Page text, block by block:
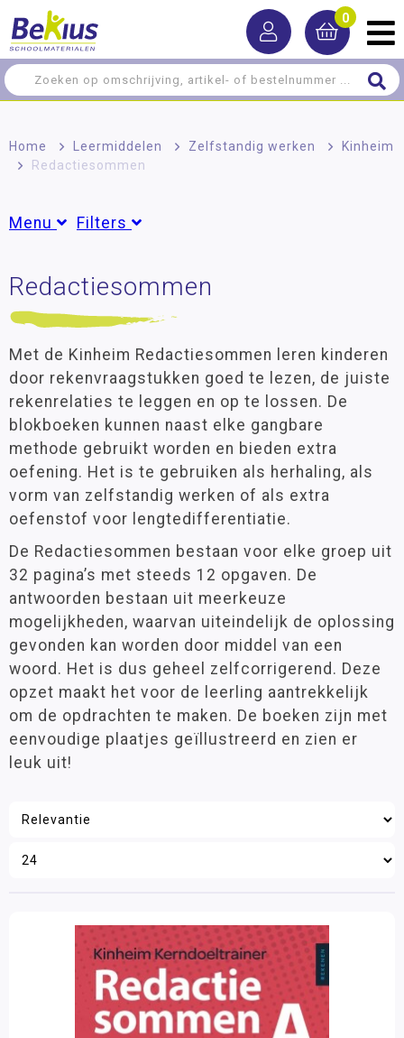
0
Home > Leermiddelen > Zelfstandig werken >
Kinheim
>
Redactiesommen
Menu Filters
Schrijven
Zelfstandig werken
Spelmaterialen
Ajodakt
Kinheim
Klassenmanagement
Oefenstof
Paletti
Rekenen
Stenvert
Techniek
Wereldoriëntatie
STEAM
Wetenschap en techniek
Sociaal-emotionele ontwikkeling
Beloningsmateriaal
Mens & Maatschappij
Bewegend leren
Kunstzinnige vorming
Groepen
Groep 3
Groep 4(3)
Groep 5(4)
Groep 6(4)
Groep 7(6)
Groep 8(6)
Leeftijd
3 - 6 jaar (1)
6 - 9 jaar(5)
9 - 12 jaar(10)
Materiaalkeuze
Antwoordenboeken(6)
Pakketten
Werkboeken
(7)
Merk
Kinheim
Redactiesommen
Met de Kinheim Redactiesommen leren kinderen
door rekenvraagstukken goed te lezen, de juiste
rekenrelaties te leggen en op te lossen. De
blokboeken kunnen naast elke gangbare
methode gebruikt worden en bieden extra
oefening. Het is te gebruiken als herhaling, als
vorm van zelfstandig werken of als extra
oefenstof voor lengtedifferentiatie.
De Redactiesommen bestaan voor elke groep uit
32 pagina’s met steeds 12 opgaven. De
antwoorden bestaan uit meerkeuze
mogelijkheden, waarvan uiteindelijk de oplossing
gevonden kan worden door middel van een
woord. Het is dus geheel zelfcorrigerend. Deze
opzet maakt het voor de leerling aantrekkelijk
om de opdrachten te maken. De boeken zijn met
eenvoudige plaatjes geïllustreerd en zien er
leuk uit!